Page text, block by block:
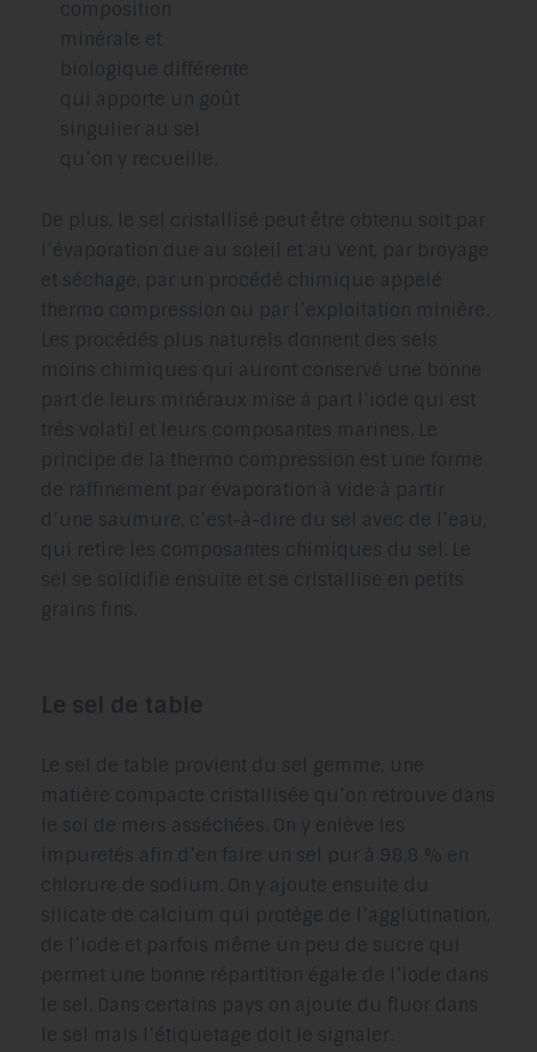
composition
minérale et
biologique différente
qui apporte un goût
singulier au sel
qu’on y recueille.
De plus, le sel cristallisé peut être obtenu soit par
l’évaporation due au soleil et au vent, par broyage
et séchage, par un procédé chimique appelé
thermo compression ou par l’exploitation minière.
Les procédés plus naturels donnent des sels
moins chimiques qui auront conservé une bonne
part de leurs minéraux mise à part l’iode qui est
très volatil et leurs composantes marines. Le
principe de la thermo compression est une forme
de raffinement par évaporation à vide à partir
d’une saumure, c’est-à-dire du sel avec de l’eau,
qui retire les composantes chimiques du sel. Le
sel se solidifie ensuite et se cristallise en petits
grains fins.
Le sel de table
Le sel de table provient du sel gemme, une
matière compacte cristallisée qu’on retrouve dans
le sol de mers asséchées. On y enlève les
impuretés afin d’en faire un sel pur à 98,8 % en
chlorure de sodium. On y ajoute ensuite du
silicate de calcium qui protège de l’agglutination,
de l’iode et parfois même un peu de sucre qui
permet une bonne répartition égale de l’iode dans
le sel. Dans certains pays on ajoute du fluor dans
le sel mais l’étiquetage doit le signaler.